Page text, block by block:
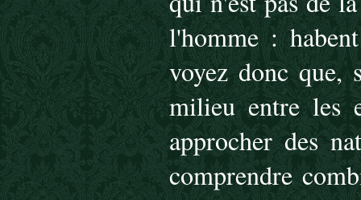
l'homme :
voyez donc que,
milieu entre les
approcher des
com­prendre